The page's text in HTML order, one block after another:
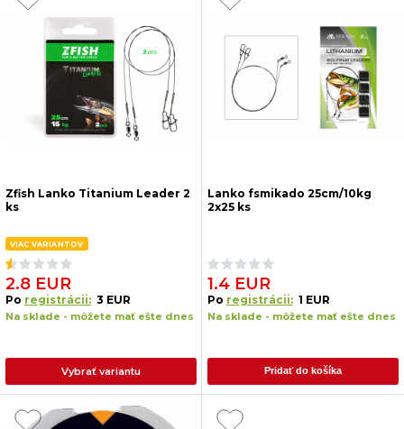
Zfish Lanko Titanium Leader 2
ks
VIAC VARIANTOV
2.8 EUR
Po registrácii: 3 EUR
Na sklade - môžete mať ešte dnes
Vybrať variantu
Lanko fsmikado 25cm/10kg
2x25 ks
1.4 EUR
Po registrácii: 1 EUR
Na sklade - môžete mať ešte dnes
Pridať do košíka